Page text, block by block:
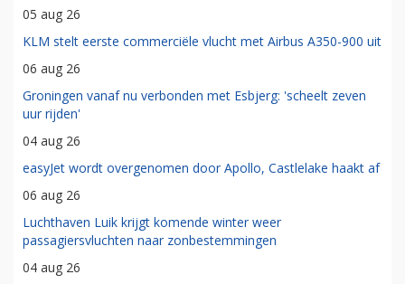
05 aug 26
KLM stelt eerste commerciële vlucht met Airbus A350-900 uit
06 aug 26
Groningen vanaf nu verbonden met Esbjerg: 'scheelt zeven
uur rijden'
04 aug 26
easyJet wordt overgenomen door Apollo, Castlelake haakt af
06 aug 26
Luchthaven Luik krijgt komende winter weer
passagiersvluchten naar zonbestemmingen
04 aug 26